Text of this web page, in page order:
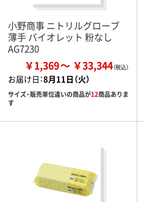
小野商事 ニトリルグローブ
薄手 バイオレット 粉なし
AG7230
￥1,369 ￥33,344
お届け日：8月11日（火）
サイズ・販売単位違いの商品が12商品ありま
す